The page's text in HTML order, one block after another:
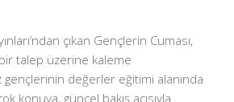
çıkan Gençlerin Cuması,
talep üzerine kaleme
gençlerinin değerler eğitimi alanında
konuya, güncel bakış açısıyla